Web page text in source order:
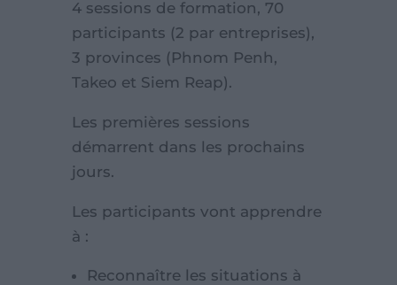
4 sessions de formation, 70
participants (2 par entreprises),
3 provinces (Phnom Penh,
Takeo et Siem Reap).
Les premières sessions
démarrent dans les prochains
jours.
Les participants vont apprendre
à :
Reconnaître les situations à